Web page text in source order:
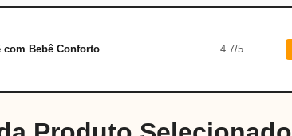
com Bebê Conforto 4.7/5